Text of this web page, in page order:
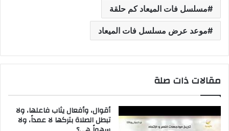
مسلسل فات الميعاد كم حلقة
موعد عرض مسلسل فات الميعاد
مقالات ذات صلة
أقوال، وأفعال يثاب فاعلها، ولا
تبطل الصلاة بتركها لا عمداً، ولا